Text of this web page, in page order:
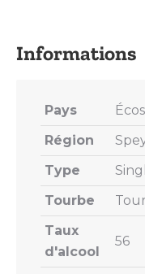
Pays
Région
Type
Tourbe
Taux
d'alcool
56